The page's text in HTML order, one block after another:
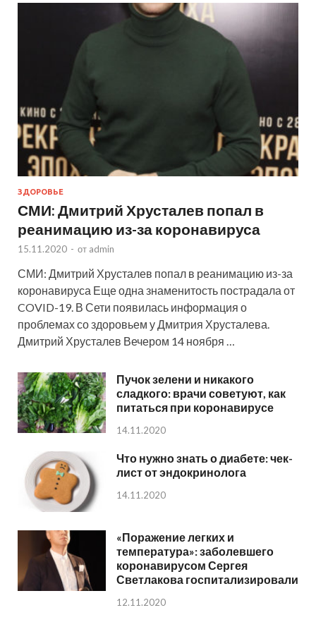
ЗДОРОВЬЕ
СМИ: Дмитрий Хрусталев попал в
реанимацию из-за коронавируса
15.11.2020 - от admin
СМИ: Дмитрий Хрусталев попал в реанимацию из-за
коронавируса Еще одна знаменитость пострадала от
COVID-19. В Сети появилась информация о
проблемах со здоровьем у Дмитрия Хрусталева.
Дмитрий Хрусталев Вечером 14 ноября …
Пучок зелени и никакого
сладкого: врачи советуют, как
питаться при коронавирусе
14.11.2020
Что нужно знать о диабете: чек-
лист от эндокринолога
14.11.2020
«Поражение легких и
температура»: заболевшего
коронавирусом Сергея
Светлакова госпитализировали
12.11.2020